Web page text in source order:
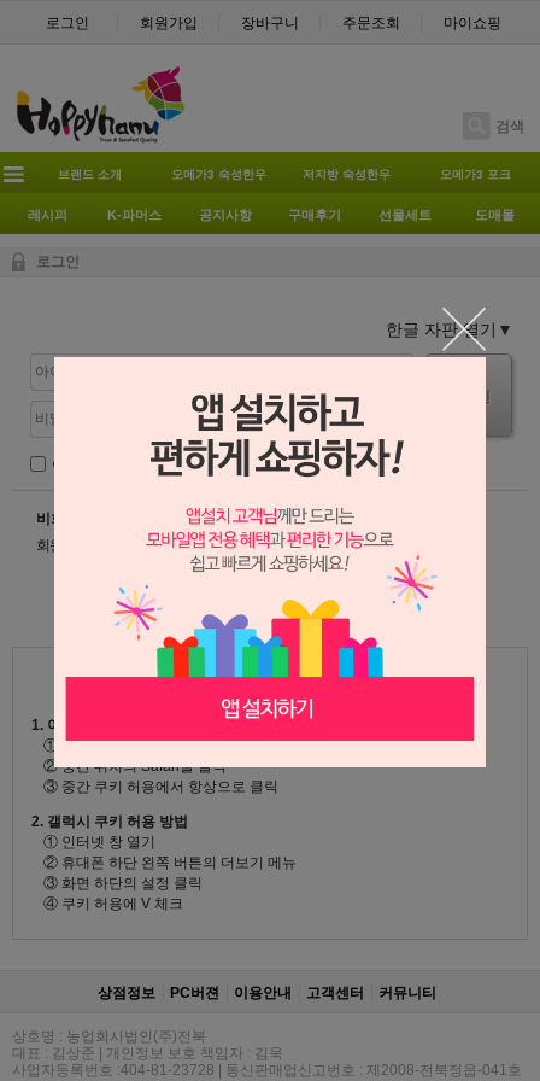
로그인 회원가입 장바구니 주문조회 마이쇼핑
검색
브랜드 소개 오메가3 숙성한우 저지방 숙성한우 오메가3 포크
레시피 K-파머스 공지사항 구매후기 선물세트 도매몰
로그인
한글 자판 열기
아이디 저장 자동 로그인 보안 로그인
비회원이신가요?
회원이 되시면 빠른 신상품 정보와 다양한 할인 혜택을 받으실 수 있습니다.
[로그인/비회원구매가 안될시 체크사항]
1. 아이폰 쿠키 허용 방법
① 바탕화면에 설정을 클릭
② 중간 위치의 Safari를 클릭
③ 중간 쿠키 허용에서 항상으로 클릭
2. 갤럭시 쿠키 허용 방법
① 인터넷 창 열기
② 휴대폰 하단 왼쪽 버튼의 더보기 메뉴
③ 화면 하단의 설정 클릭
④ 쿠키 허용에 V 체크
상점정보 PC버젼 이용안내 고객센터 커뮤니티
상호명 : 농업회사법인(주)전북
대표 : 김상준 | 개인정보 보호 책임자 : 김욱
사업자등록번호 :404-81-23728 | 통신판매업신고번호 : 제2008-전북정읍-041호